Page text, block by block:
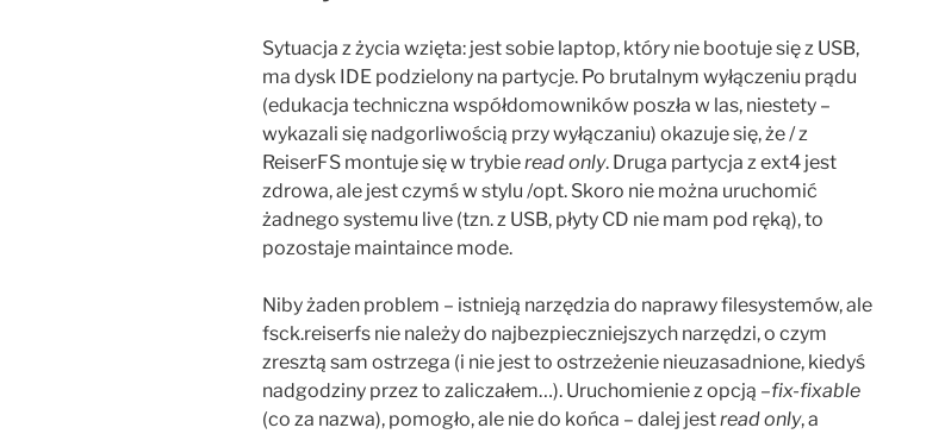
Sytuacja z życia wzięta: jest sobie laptop, który nie bootuje się z USB,
ma dysk IDE podzielony na partycje. Po brutalnym wyłączeniu prądu
(edukacja techniczna współdomowników poszła w las, niestety –
wykazali się nadgorliwością przy wyłączaniu) okazuje się, że / z
ReiserFS montuje się w trybieread only. Druga partycja z ext4 jest
zdrowa, ale jest czymś w stylu /opt. Skoro nie można uruchomić
żadnego systemu live (tzn. z USB, płyty CD nie mam pod ręką), to
pozostaje maintaince mode.
Niby żaden problem – istnieją narzędzia do naprawy filesystemów, ale
fsck.reiserfs nie należy do najbezpieczniejszych narzędzi, o czym
zresztą sam ostrzega (i nie jest to ostrzeżenie nieuzasadnione, kiedyś
nadgodziny przez to zaliczałem…). Uruchomienie z opcją –fix-fixable
(co za nazwa), pomogło, ale nie do końca – dalej jestread only, a